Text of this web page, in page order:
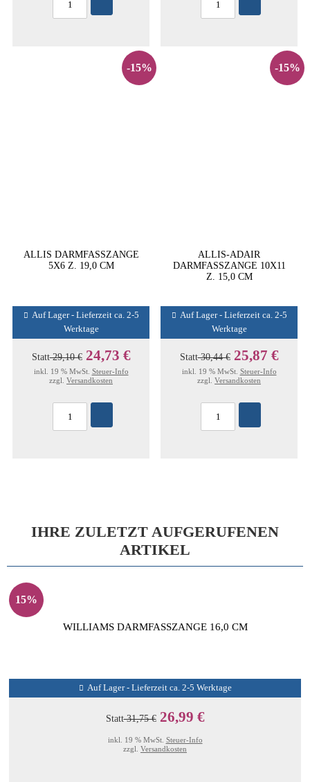
-15%
ALLIS DARMFASSZANGE
5X6 Z. 19,0 CM
Auf Lager - Lieferzeit ca. 2-5
Werktage
Statt29,10 € 24,73 €
inkl. 19 % MwSt. Steuer-Info
zzgl. Versandkosten
-15%
ALLIS-ADAIR
DARMFASSZANGE 10X11
Z. 15,0 CM
Auf Lager - Lieferzeit ca. 2-5
Werktage
Statt30,44 € 25,87 €
inkl. 19 % MwSt. Steuer-Info
zzgl. Versandkosten
IHRE ZULETZT AUFGERUFENEN
ARTIKEL
15%
WILLIAMS DARMFASSZANGE 16,0 CM
Auf Lager - Lieferzeit ca. 2-5 Werktage
Statt31,75 € 26,99 €
inkl. 19 % MwSt. Steuer-Info
zzgl. Versandkosten